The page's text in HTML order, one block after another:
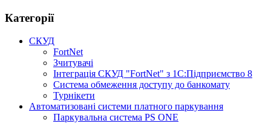
Категорії
СКУД
FortNet
Зчитувачі
Інтеграція СКУД "FortNet" з 1С:Підприємство 8
Система обмеження доступу до банкомату
Турнікети
Автоматизовані системи платного паркування
Паркувальна система PS ONE